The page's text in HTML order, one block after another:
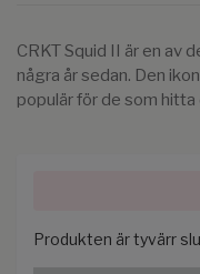
CRKT Squid II är en av
några år sedan. Den
populär för de som
Produkten är tyvärr